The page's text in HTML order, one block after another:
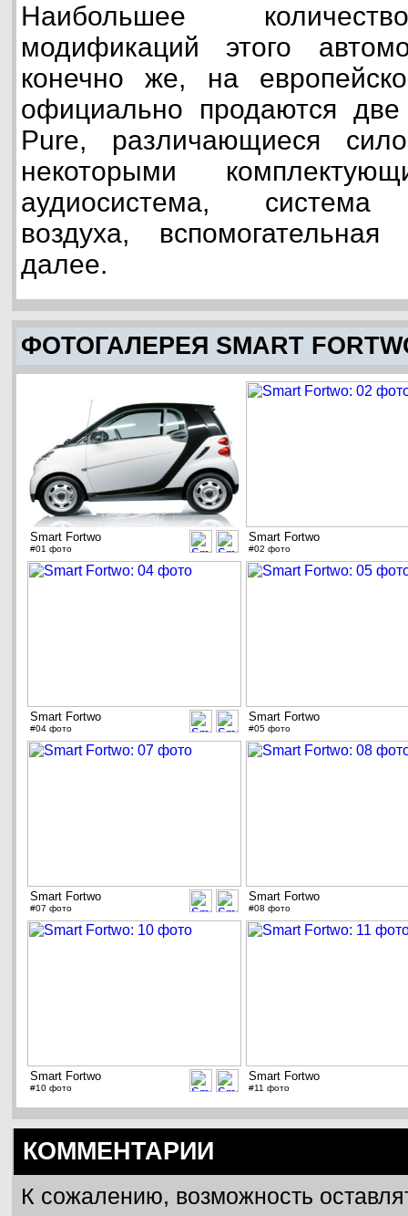
Наибольшее
модификаций этого
конечно же, на
официально продаются
Pure, различающиеся
некоторыми
аудиосистема, система
воздуха,
далее.
ФОТОГАЛЕРЕЯ SMART
Smart Fortwo
#01 фото
Smart Fortwo
#02 фото
Smart Fortwo
#04 фото
Smart Fortwo
#05 фото
Smart Fortwo
#07 фото
Smart Fortwo
#08 фото
Smart Fortwo
#10 фото
Smart Fortwo
#11 фото
КОММЕНТАРИИ
К сожалению, возможность